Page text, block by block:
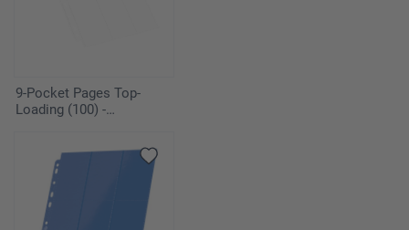
9-Pocket Pages Top-
Loading (100) -